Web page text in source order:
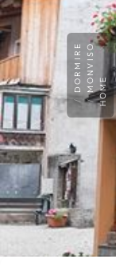
HOME
MONVISO
DORMIRE